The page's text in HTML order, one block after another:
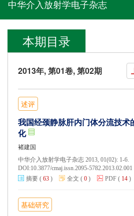
中华介入放射学电子杂志
本期目录
2013年, 第01卷, 第02期
述评
我国经颈静脉肝内门体分流技术
化
褚建国
中华介入放射学电子杂志 2013, 01(02): 1-6.
DOI:10.3877/cmaj.issn.2095-5782.2013.02.001
摘要 ( 63 ) 全文 ( 0 ) PDF ( 14 )
基础研究